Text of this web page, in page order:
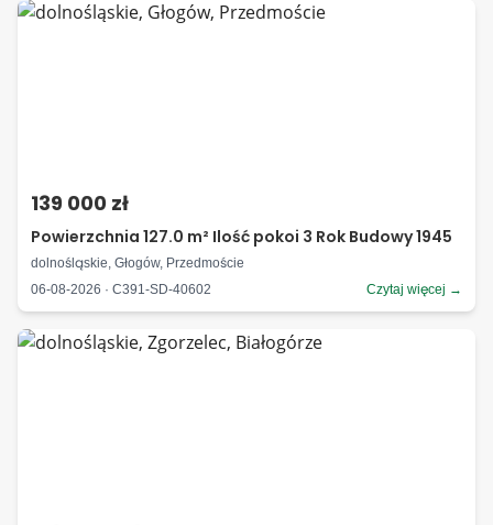
139 000 zł
Powierzchnia 127.0 m² Ilość pokoi 3 Rok Budowy 1945
dolnośląskie, Głogów, Przedmoście
06-08-2026 · C391-SD-40602
Czytaj więcej →